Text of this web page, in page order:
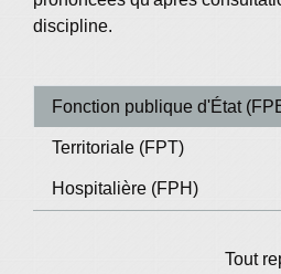
discipline.
Fonction publique d'État
Territoriale (FPT)
Hospitalière (FPH)
Tout